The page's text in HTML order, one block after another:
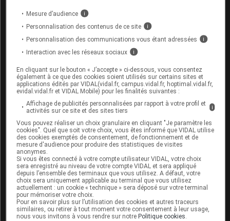
Espace produit
Boutique
VIDAL Expert
VIDAL Hoptimal
eVIDAL
VIDAL Mobile
VIDAL widget
VIDAL Sécurisation
VIDAL e-Services
Espace institutionnel
Qui sommes-nous ?
VIDAL France
Carrières
Charte éthique et
déontologique
Mesure d’audience i
Personnalisation des contenus de ce site i
Personnalisation des communications vous étant adressées i
Interaction avec les réseaux sociaux i
En cliquant sur le bouton « J’accepte » ci-dessous, vous consentez
également à ce que des cookies soient utilisés sur certains sites et
applications édités par VIDAL(vidal.fr, campus.vidal.fr, hoptimal.vidal.fr,
evidal.vidal.fr et VIDAL Mobile) pour les finalités suivantes :
Affichage de publicités personnalisées par rapport à votre profil et
activités sur ce site et des sites tiers
i
Vous pouvez réaliser un choix granulaire en cliquant "Je paramètre les
cookies". Quel que soit votre choix, vous êtes informé que VIDAL utilise
des cookies exemptés de consentement, de fonctionnement et de
mesure d'audience pour produire des statistiques de visites
anonymes.
Si vous êtes connecté à votre compte utilisateur VIDAL, votre choix
sera enregistré au niveau de votre compte VIDAL et sera appliqué
depuis l’ensemble des terminaux que vous utilisez. A défaut, votre
choix sera uniquement applicable au terminal que vous utilisez
actuellement : un cookie « technique » sera déposé sur votre terminal
pour mémoriser votre choix.
Pour en savoir plus sur l’utilisation des cookies et autres traceurs
similaires, ou retirer à tout moment votre consentement à leur usage,
nous vous invitons à vous rendre sur notrePolitique cookies